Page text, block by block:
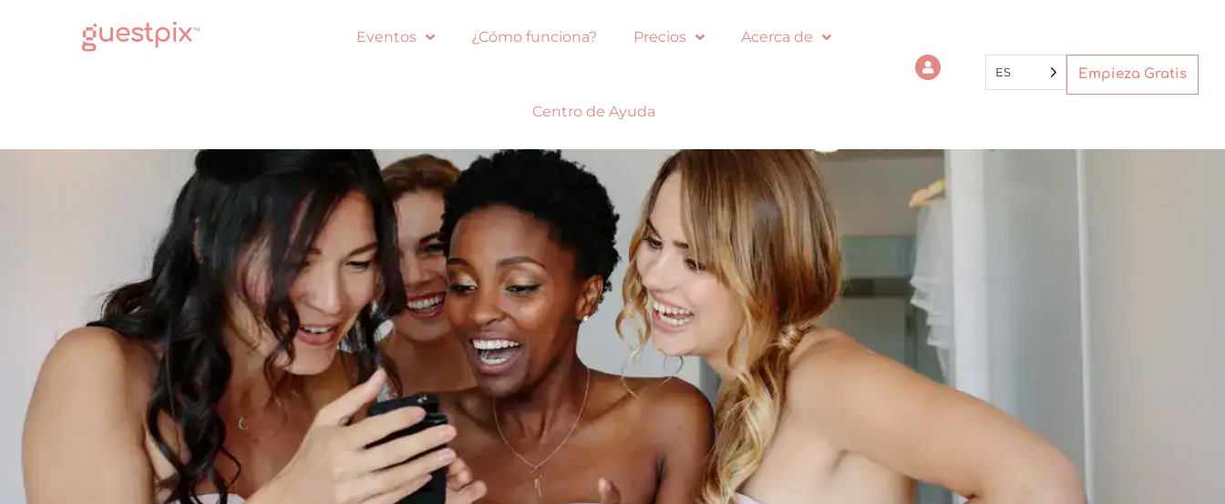
Eventos ¿Cómo funciona? Precios Acerca de
Centro de Ayuda
ES Empieza Gratis